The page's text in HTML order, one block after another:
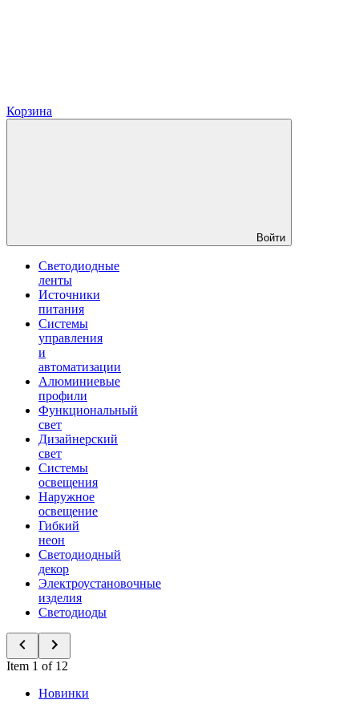
Корзина
Войти
Светодиодные
ленты
Источники
питания
Системы
управления
и
автоматизации
Алюминиевые
профили
Функциональный
свет
Дизайнерский
свет
Системы
освещения
Наружное
освещение
Гибкий
неон
Светодиодный
декор
Электроустановочные
изделия
Светодиоды
Item 1 of 12
Новинки